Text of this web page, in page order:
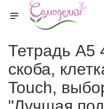
Тетрадь
скоба,
Touch,